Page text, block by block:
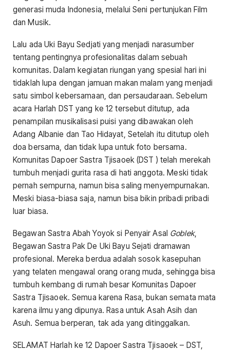
generasi muda Indonesia, melalui Seni pertunjukan Film
dan Musik.
Lalu ada Uki Bayu Sedjati yang menjadi narasumber
tentang pentingnya profesionalitas dalam sebuah
komunitas. Dalam kegiatan riungan yang spesial hari ini
tidaklah lupa dengan jamuan makan malam yang menjadi
satu simbol kebersamaan, dan persaudaraan. Sebelum
acara Harlah DST yang ke 12 tersebut ditutup, ada
penampilan musikalisasi puisi yang dibawakan oleh
Adang Albanie dan Tao Hidayat, Setelah itu ditutup oleh
doa bersama, dan tidak lupa untuk foto bersama.
Komunitas Dapoer Sastra Tjisaoek (DST ) telah merekah
tumbuh menjadi gurita rasa di hati anggota. Meski tidak
pernah sempurna, namun bisa saling menyempurnakan.
Meski biasa-biasa saja, namun bisa bikin pribadi pribadi
luar biasa.
Begawan Sastra Abah Yoyok si Penyair Asal Goblek,
Begawan Sastra Pak De Uki Bayu Sejati dramawan
profesional. Mereka berdua adalah sosok kasepuhan
yang telaten mengawal orang orang muda, sehingga bisa
tumbuh kembang di rumah besar Komunitas Dapoer
Sastra Tjisaoek. Semua karena Rasa, bukan semata mata
karena ilmu yang dipunya. Rasa untuk Asah Asih dan
Asuh. Semua berperan, tak ada yang ditinggalkan.
SELAMAT Harlah ke 12 Dapoer Sastra Tjisaoek – DST,